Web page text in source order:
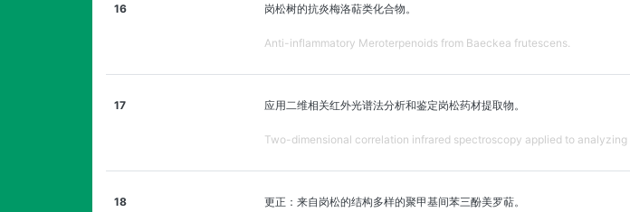
16 岗松树的抗炎梅洛萜类化合物。
Anti-inflammatory Meroterpenoids from Baeckea frutescens.
17 应用二维相关红外光谱法分析和鉴定岗松药材提取物。
Two-dimensional correlation infrared spectroscopy applied to
18 更正：来自岗松的结构多样的聚甲基间苯三酚美罗萜。